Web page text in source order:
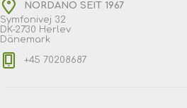
NORDANO SEIT 1967
Symfonivej 32
DK-2730 Herlev
Dänemark
+45 70208687